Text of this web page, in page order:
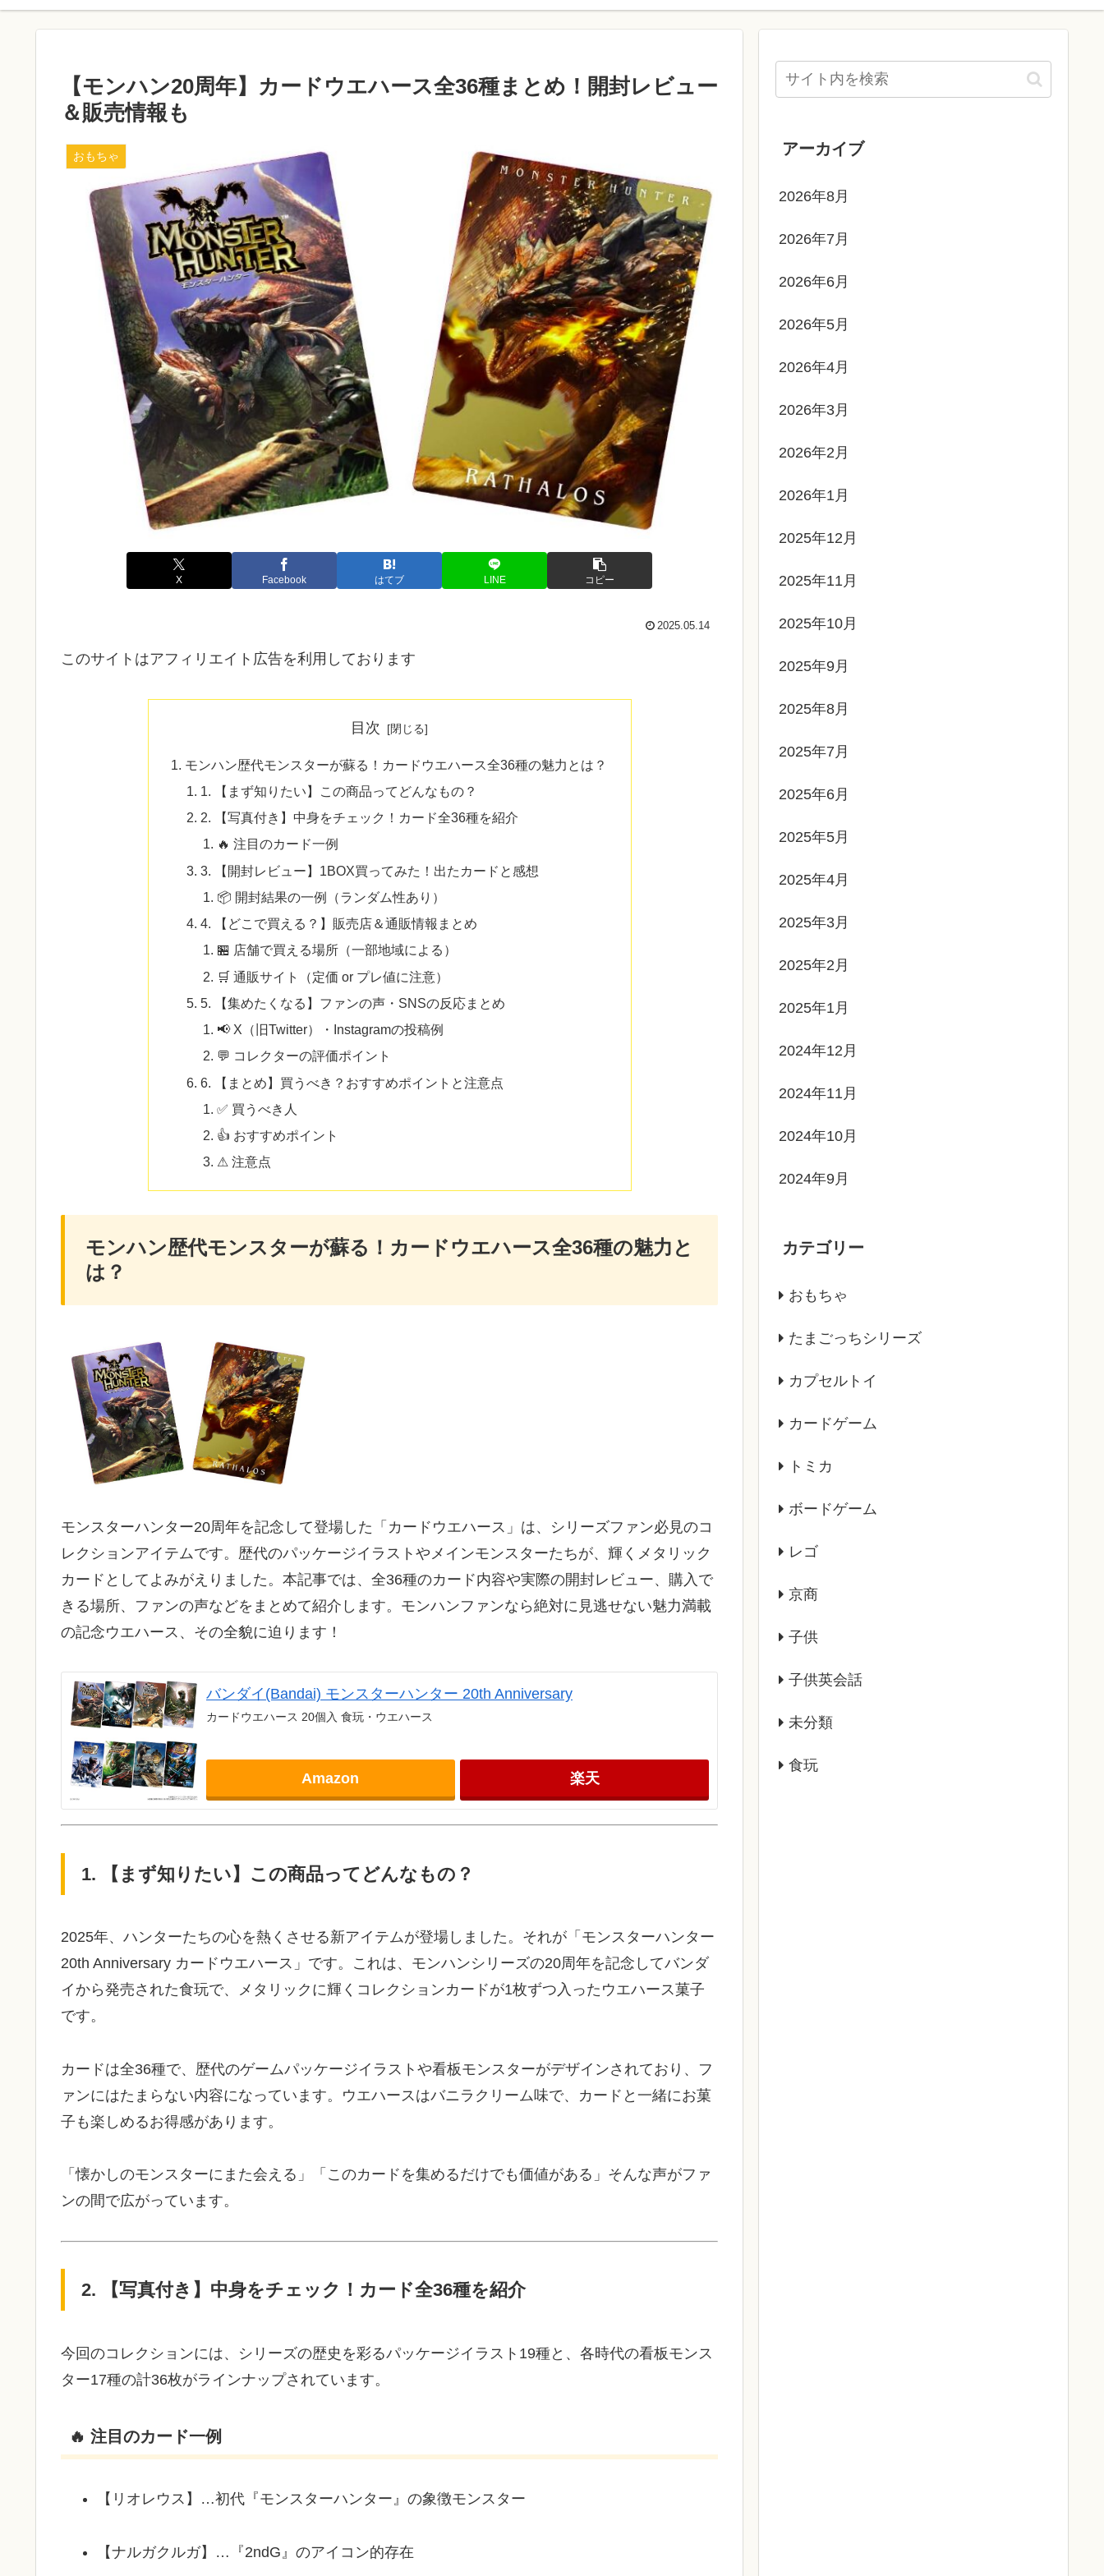
【モンハン20周年】カードウエハース全36種まとめ！開封レビュー
＆販売情報も
おもちゃ
X Facebook はてブ LINE コピー
2025.05.14
このサイトはアフィリエイト広告を利用しております
目次
モンハン歴代モンスターが蘇る！カードウエハース全36種の魅力とは？
1. 【まず知りたい】この商品ってどんなもの？
2. 【写真付き】中身をチェック！カード全36種を紹介
🔥 注目のカード一例
3. 【開封レビュー】1BOX買ってみた！出たカードと感想
📦 開封結果の一例（ランダム性あり）
4. 【どこで買える？】販売店＆通販情報まとめ
🏪 店舗で買える場所（一部地域による）
🛒 通販サイト（定価 or プレ値に注意）
5. 【集めたくなる】ファンの声・SNSの反応まとめ
📢 X（旧Twitter）・Instagramの投稿例
💬 コレクターの評価ポイント
6. 【まとめ】買うべき？おすすめポイントと注意点
✅ 買うべき人
👍 おすすめポイント
⚠ 注意点
モンハン歴代モンスターが蘇る！カードウエハース全36種の魅力と
は？
モンスターハンター20周年を記念して登場した「カードウエハース」は、シリーズファン必見のコ
レクションアイテムです。歴代のパッケージイラストやメインモンスターたちが、輝くメタリック
カードとしてよみがえりました。本記事では、全36種のカード内容や実際の開封レビュー、購入で
きる場所、ファンの声などをまとめて紹介します。モンハンファンなら絶対に見逃せない魅力満載
の記念ウエハース、その全貌に迫ります！
バンダイ(Bandai) モンスターハンター 20th Anniversary
カードウエハース 20個入 食玩・ウエハース
Amazon 楽天
1. 【まず知りたい】この商品ってどんなもの？
2025年、ハンターたちの心を熱くさせる新アイテムが登場しました。それが「モンスターハンター
20th Anniversary カードウエハース」です。これは、モンハンシリーズの20周年を記念してバンダ
イから発売された食玩で、メタリックに輝くコレクションカードが1枚ずつ入ったウエハース菓子
です。
カードは全36種で、歴代のゲームパッケージイラストや看板モンスターがデザインされており、フ
ァンにはたまらない内容になっています。ウエハースはバニラクリーム味で、カードと一緒にお菓
子も楽しめるお得感があります。
「懐かしのモンスターにまた会える」「このカードを集めるだけでも価値がある」そんな声がファ
ンの間で広がっています。
2. 【写真付き】中身をチェック！カード全36種を紹介
今回のコレクションには、シリーズの歴史を彩るパッケージイラスト19種と、各時代の看板モンス
ター17種の計36枚がラインナップされています。
🔥 注目のカード一例
【リオレウス】…初代『モンスターハンター』の象徴モンスター
【ナルガクルガ】…『2ndG』のアイコン的存在
アーカイブ
2026年8月
2026年7月
2026年6月
2026年5月
2026年4月
2026年3月
2026年2月
2026年1月
2025年12月
2025年11月
2025年10月
2025年9月
2025年8月
2025年7月
2025年6月
2025年5月
2025年4月
2025年3月
2025年2月
2025年1月
2024年12月
2024年11月
2024年10月
2024年9月
カテゴリー
おもちゃ
たまごっちシリーズ
カプセルトイ
カードゲーム
トミカ
ボードゲーム
レゴ
京商
子供
子供英会話
未分類
食玩